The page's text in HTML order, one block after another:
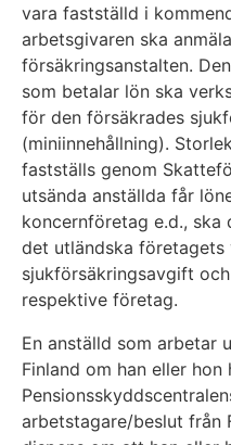
vara fastställd i
arbetsgivaren ska
försäkringsanstalten.
som betalar lön ska
för den försäkrades
(miniinnehållning).
fastställs genom
utsända anställda får
koncernföretag e.d.,
det utländska företagets
sjukförsäkringsavgift
respektive företag.
En anställd som arbetar
Finland om han eller hon
arbetstagare/beslut från